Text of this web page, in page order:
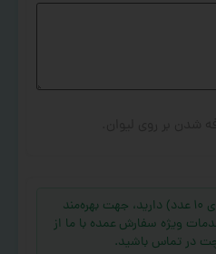
اگر سفارش عمده (بالای ۱۰ عدد) دارید، جهت بهره‌مند
ویژه سفارش عمده با ما از
در تماس باشید.